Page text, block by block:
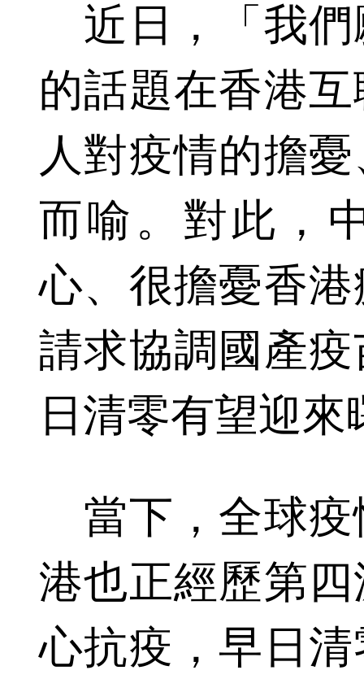
近日，「我們
的話題在香港
人對疫情的擔
而喻。對此，
心、很擔憂香
請求協調國產
日清零有望迎來
當下，全球疫
港也正經歷第
心抗疫，早日